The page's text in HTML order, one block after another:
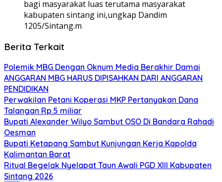
bagi masyarakat luas terutama masyarakat
kabupaten sintang ini,ungkap Dandim
1205/Sintang.m
Berita Terkait
Polemik MBG Dengan Oknum Media Berakhir Damai
ANGGARAN MBG HARUS DIPISAHKAN DARI ANGGARAN
PENDIDIKAN
Perwakilan Petani Koperasi MKP Pertanyakan Dana
Talangan Rp.5 miliar
Bupati Alexander Wilyo Sambut OSO Di Bandara Rahadi
Oesman
Bupati Ketapang Sambut Kunjungan Kerja Kapolda
Kalimantan Barat
Ritual Begelak Nyelapat Taun Awali PGD XIII Kabupaten
Sintang 2026